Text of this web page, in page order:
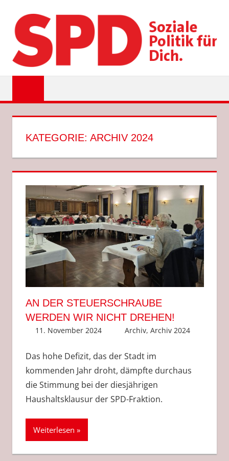
Inhalt
springen
SPD
EMSDETTEN
KATEGORIE: ARCHIV 2024
AN DER STEUERSCHRAUBE
WERDEN WIR NICHT DREHEN!
11. November 2024 Anke Hackethal
Archiv, Archiv 2024
Das hohe Defizit, das der Stadt im
kommenden Jahr droht, dämpfte durchaus
die Stimmung bei der diesjährigen
Haushaltsklausur der SPD-Fraktion.
Weiterlesen